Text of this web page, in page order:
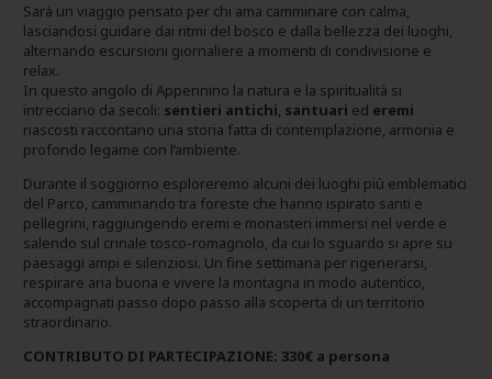
Sarà un viaggio pensato per chi ama camminare con calma,
lasciandosi guidare dai ritmi del bosco e dalla bellezza dei luoghi,
alternando escursioni giornaliere a momenti di condivisione e
relax.
In questo angolo di Appennino la natura e la spiritualità si
intrecciano da secoli: sentieri antichi, santuari ed eremi
nascosti raccontano una storia fatta di contemplazione, armonia e
profondo legame con l’ambiente.
Durante il soggiorno esploreremo alcuni dei luoghi più emblematici
del Parco, camminando tra foreste che hanno ispirato santi e
pellegrini, raggiungendo eremi e monasteri immersi nel verde e
salendo sul crinale tosco-romagnolo, da cui lo sguardo si apre su
paesaggi ampi e silenziosi. Un fine settimana per rigenerarsi,
respirare aria buona e vivere la montagna in modo autentico,
accompagnati passo dopo passo alla scoperta di un territorio
straordinario.
CONTRIBUTO DI PARTECIPAZIONE: 330€ a persona